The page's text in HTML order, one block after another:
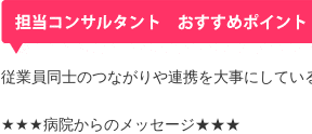
従業員同士のつながりや連携を大事にしてい
★★★病院からのメッセージ★★★